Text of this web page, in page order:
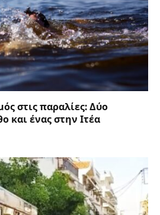
στις παραλίες: Δύο
και ένας στην Ιτέα